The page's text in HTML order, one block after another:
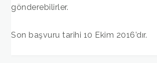
gönderebilirler.
Son başvuru tarihi 10 Ekim 2016’dır.